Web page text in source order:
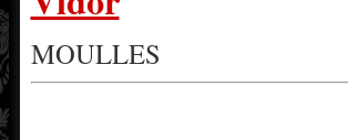
MOULLES